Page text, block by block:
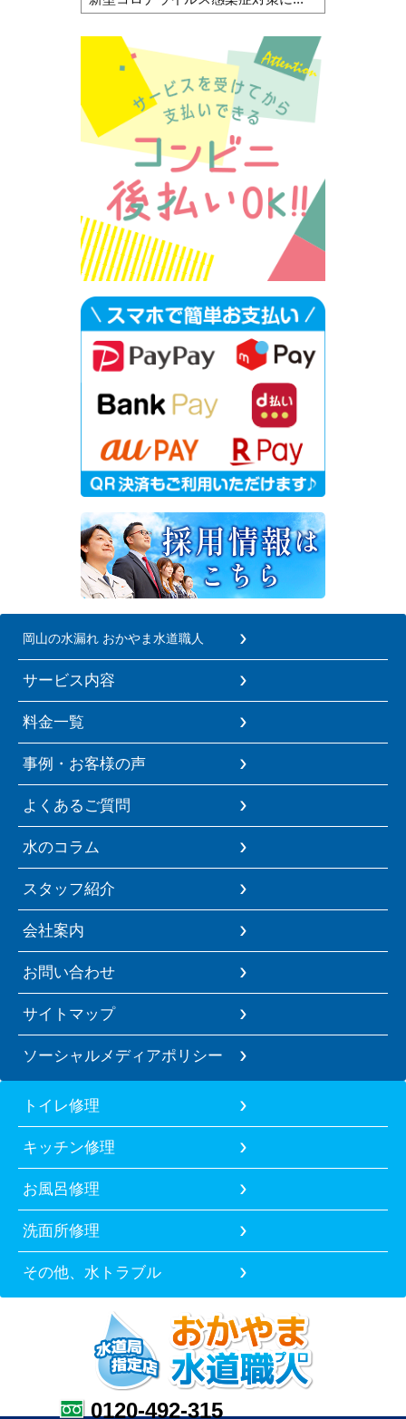
岡山の水漏れ おかやま水道職人
サービス内容
料金一覧
事例・お客様の声
よくあるご質問
水のコラム
スタッフ紹介
会社案内
お問い合わせ
サイトマップ
ソーシャルメディアポリシー
トイレ修理
キッチン修理
お風呂修理
洗面所修理
その他、水トラブル
0120-492-315